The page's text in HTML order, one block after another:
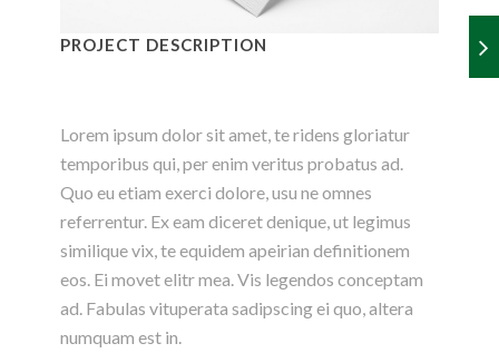
PROJECT DESCRIPTION
Lorem ipsum dolor sit amet, te ridens gloriatur
temporibus qui, per enim veritus probatus ad.
Quo eu etiam exerci dolore, usu ne omnes
referrentur. Ex eam diceret denique, ut legimus
similique vix, te equidem apeirian definitionem
eos. Ei movet elitr mea. Vis legendos conceptam
ad. Fabulas vituperata sadipscing ei quo, altera
numquam est in.